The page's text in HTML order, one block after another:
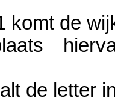
komt de
de letter